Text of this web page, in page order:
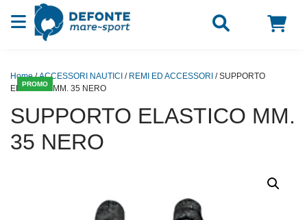
Vai al contenuto
PROMO
Home/ACCESSORI NAUTICI / REMI ED ACCESSORI / SUPPORTO
ELASTICO MM. 35 NERO
SUPPORTO ELASTICO MM.
35 NERO